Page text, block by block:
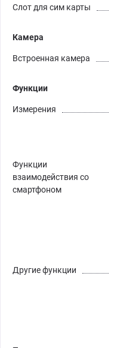
Слот для сим карты
Камера
Встроенная камера
Функции
Измерения
Функции
взаимодействия со
смартфоном
Другие функции